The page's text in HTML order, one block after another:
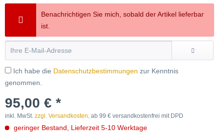
Benachrichtigen Sie mich, sobald der Artikel lieferbar
ist.
Ich habe die Datenschutzbestimmungen zur Kenntnis
genommen.
95,00 € *
inkl. MwSt. zzgl. Versandkosten, ab 99 € versandkostenfrei mit DPD
geringer Bestand, Lieferzeit 5-10 Werktage